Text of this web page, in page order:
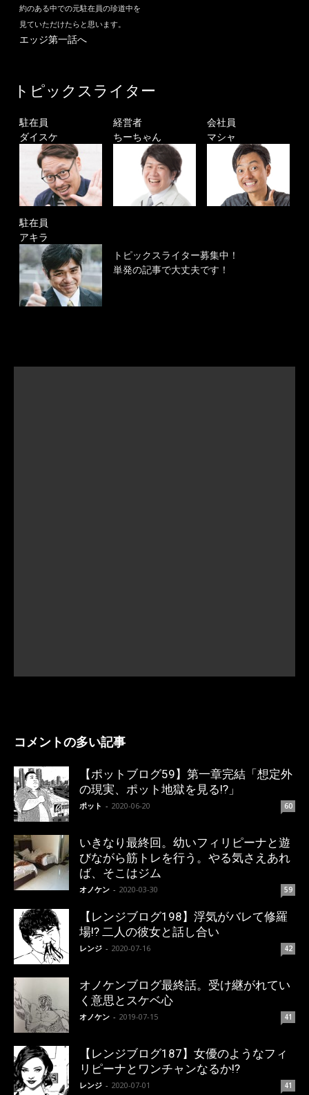
約のある中での元駐在員の珍道中を
見ていただけたらと思います。
エッジ第一話へ
トピックスライター
駐在員
ダイスケ
経営者
ちーちゃん
会社員
マシャ
駐在員
アキラ
トピックスライター募集中！
単発の記事で大丈夫です！
コメントの多い記事
【ポットブログ59】第一章完結「想定外
の現実、ポット地獄を見る!?」
ポット - 2020-06-20 60
いきなり最終回。幼いフィリピーナと遊
びながら筋トレを行う。やる気さえあれ
ば、そこはジム
オノケン - 2020-03-30 59
【レンジブログ198】浮気がバレて修羅
場!? 二人の彼女と話し合い
レンジ - 2020-07-16 42
オノケンブログ最終話。受け継がれてい
く意思とスケベ心
オノケン - 2019-07-15 41
【レンジブログ187】女優のようなフィ
リピーナとワンチャンなるか!?
レンジ - 2020-07-01 41